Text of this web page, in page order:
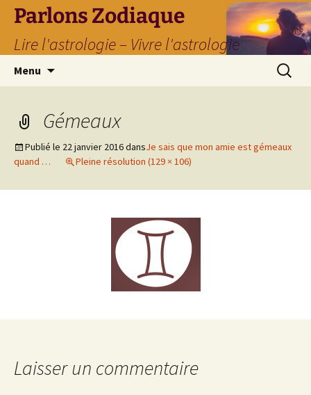
Parlons Zodiaque
Lire l'astrologie – Vivre l'astrologie
Menu
Gémeaux
Publié le 22 janvier 2016dansJe sais que mon amie est gémeaux
quand …
Pleine résolution (129 × 106)
Laisser un commentaire